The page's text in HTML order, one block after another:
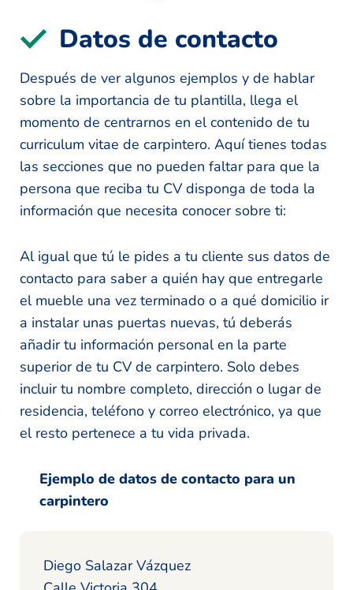
Datos de contacto
Después de ver algunos ejemplos y de hablar
sobre la importancia de tu plantilla, llega el
momento de centrarnos en el contenido de tu
curriculum vitae de carpintero. Aquí tienes todas
las secciones que no pueden faltar para que la
persona que reciba tu CV disponga de toda la
información que necesita conocer sobre ti:
Al igual que tú le pides a tu cliente sus datos de
contacto para saber a quién hay que entregarle
el mueble una vez terminado o a qué domicilio ir
a instalar unas puertas nuevas, tú deberás
añadir tu información personal en la parte
superior de tu CV de carpintero. Solo debes
incluir tu nombre completo, dirección o lugar de
residencia, teléfono y correo electrónico, ya que
el resto pertenece a tu vida privada.
Ejemplo de datos de contacto para un
carpintero
Diego Salazar Vázquez